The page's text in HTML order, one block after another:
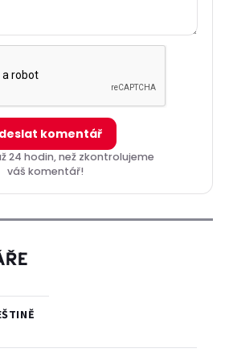
komentář
24 hodin, než zkontrolujeme
váš komentář!